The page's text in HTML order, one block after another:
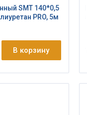
SMT 140*0,5
PRO, 5м
В корзину